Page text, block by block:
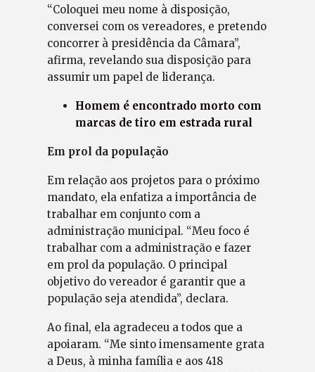
“Coloquei meu nome à disposição,
conversei com os vereadores, e pretendo
concorrer à presidência da Câmara”,
afirma, revelando sua disposição para
assumir um papel de liderança.
Homem é encontrado morto com
marcas de tiro em estrada rural
Em prol da população
Em relação aos projetos para o próximo
mandato, ela enfatiza a importância de
trabalhar em conjunto com a
administração municipal. “Meu foco é
trabalhar com a administração e fazer
em prol da população. O principal
objetivo do vereador é garantir que a
população seja atendida”, declara.
Ao final, ela agradeceu a todos que a
apoiaram. “Me sinto imensamente grata
a Deus, à minha família e aos 418